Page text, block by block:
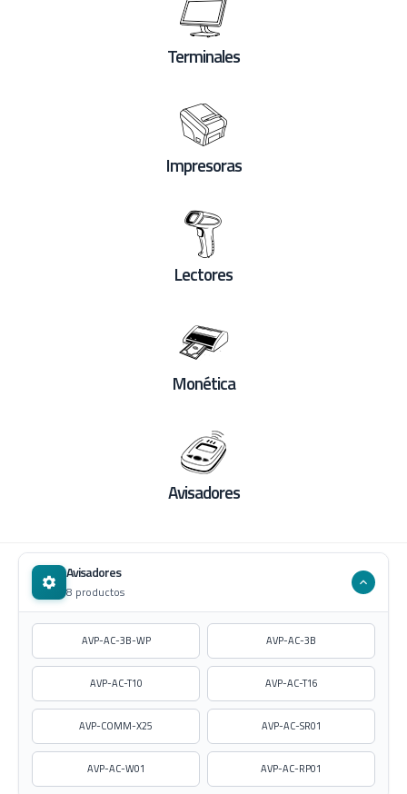
Terminales
Impresoras
Lectores
Monética
Avisadores
Avisadores
8 productos
AVP-AC-3B-WP AVP-AC-3B
AVP-AC-T10 AVP-AC-T16
AVP-COMM-X25 AVP-AC-SR01
AVP-AC-W01 AVP-AC-RP01